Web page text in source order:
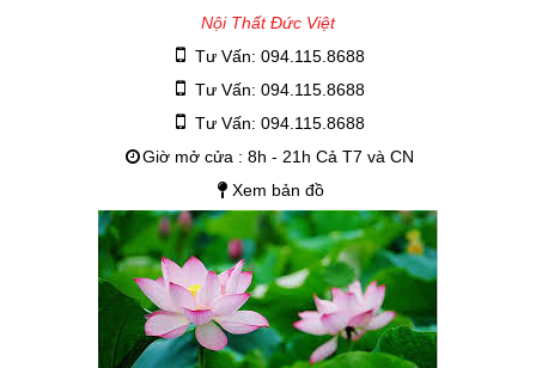
Nội Thất Đức Việt
Tư Vấn: 094.115.8688
Tư Vấn: 094.115.8688
Tư Vấn: 094.115.8688
Giờ mở cửa : 8h - 21h Cả T7 và CN
Xem bản đồ